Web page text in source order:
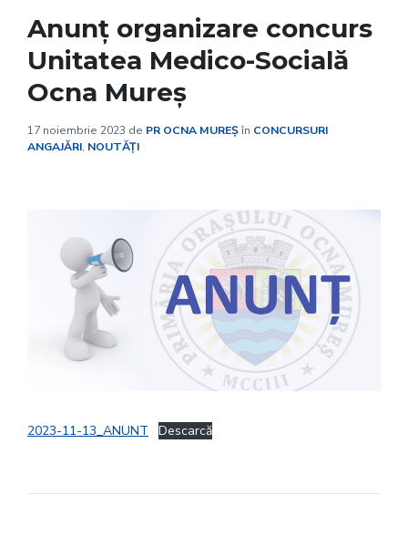
Anunț organizare concurs
Unitatea Medico-Socială
Ocna Mureș
17 noiembrie 2023 de PR OCNA MUREȘîn CONCURSURI
ANGAJĂRI, NOUTĂȚI
2023-11-13_ANUNT Descarcă